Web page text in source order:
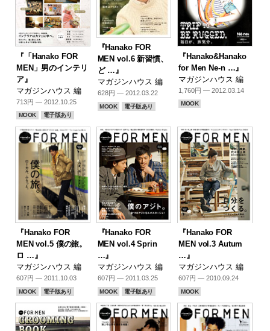
『「Hanako FOR
MEN」男のインテリ
ア』
マガジンハウス 編
713円 — 2012.10.25
MOOK 電子版あり
『Hanako FOR
MEN vol.6 新習慣、
ど …』
マガジンハウス 編
628円 — 2012.03.22
MOOK 電子版あり
『Hanako&Hanako
for Men Ne-n …』
マガジンハウス 編
1,760円 — 2012.03.14
MOOK
『Hanako FOR
MEN vol.5 僕の旅。
ロ …』
マガジンハウス 編
607円 — 2011.10.03
MOOK 電子版あり
『Hanako FOR
MEN vol.4 Sprin
…』
マガジンハウス 編
607円 — 2011.03.25
MOOK 電子版あり
『Hanako FOR
MEN vol.3 Autum
…』
マガジンハウス 編
607円 — 2010.09.24
MOOK